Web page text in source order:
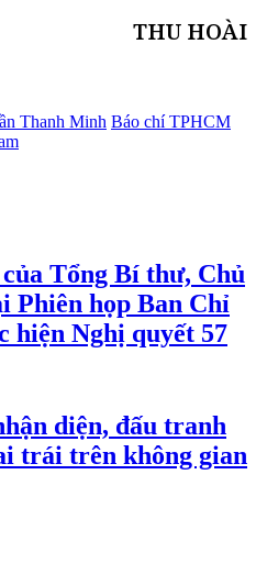
THU HOÀI
Thanh Minh Báo chí TPHCM
Tổng Bí thư, Chủ
Phiên họp Ban Chỉ
hiện Nghị quyết 57
diện, đấu tranh
trái trên không gian